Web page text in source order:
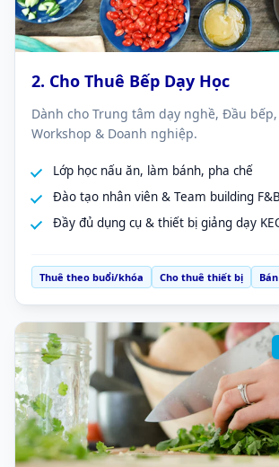
2. Cho Thuê Bếp Dạy Học
Dành cho Trung tâm dạy nghề, Đầu bếp,
Workshop & Doanh nghiệp.
Lớp học nấu ăn, làm bánh, pha chế
Đào tạo nhân viên & Team building F&B
Đầy đủ dụng cụ & thiết bị giảng dạy
Thuê theo buổi/khóa Cho thuê thiết bị